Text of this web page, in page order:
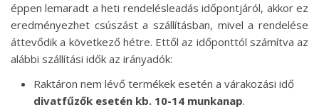
éppen lemaradt a heti rendelésleadás időpontjáról, akkor ez
eredményezhet csúszást a szállításban, mivel a rendelése
áttevődik a következő hétre. Ettől az időponttól számítva az
alábbi szállítási idők az irányadók:
Raktáron nem lévő termékek esetén a várakozási idő
divatfűzők esetén kb. 10-14 munkanap.